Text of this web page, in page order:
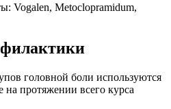
Vogalen, Metoclopramidum,
головной боли используются
протяжении всего курса